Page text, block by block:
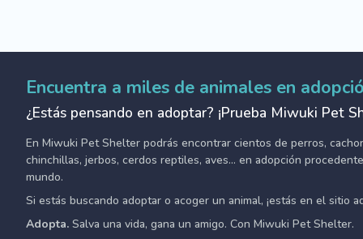
Encuentra a miles de animales en
¿Estás pensando en adoptar? ¡Prueba Miwuki Pet
En Miwuki Pet Shelter podrás encontrar cientos de perros,
chinchillas, jerbos, cerdos reptiles, aves... en adopción
mundo.
Si estás buscando adoptar o acoger un animal, ¡estás en el sitio
Adopta. Salva una vida, gana un amigo. Con Miwuki Pet Shelter.